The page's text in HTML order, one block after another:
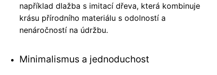
například dlažba s imitací dřeva, která kombinuje
krásu přírodního materiálu s odolností a
nenáročností na údržbu.
Minimalismus a jednoduchost